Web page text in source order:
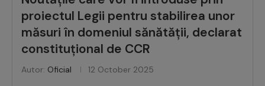
proiectul Legii pentru stabilirea unor
măsuri în domeniul sănătății, declarat
constituțional de CCR
Autor: Oficial 12 October 2025